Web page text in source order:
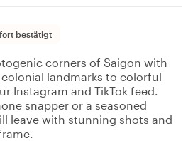
bestätigt
corners of Saigon with
landmarks to colorful
Instagram and TikTok feed.
snapper or a seasoned
leave with stunning shots and